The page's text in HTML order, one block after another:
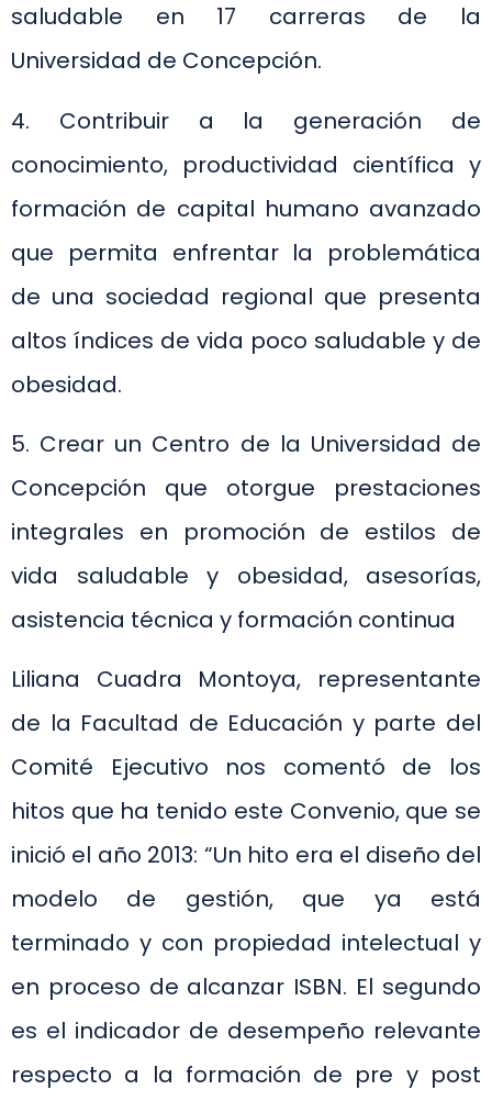
saludable en 17 carreras de la
Universidad de Concepción.
4. Contribuir a la generación de
conocimiento, productividad científica y
formación de capital humano avanzado
que permita enfrentar la problemática
de una sociedad regional que presenta
altos índices de vida poco saludable y de
obesidad.
5. Crear un Centro de la Universidad de
Concepción que otorgue prestaciones
integrales en promoción de estilos de
vida saludable y obesidad, asesorías,
asistencia técnica y formación continua
Liliana Cuadra Montoya, representante
de la Facultad de Educación y parte del
Comité Ejecutivo nos comentó de los
hitos que ha tenido este Convenio, que se
inició el año 2013: “Un hito era el diseño del
modelo de gestión, que ya está
terminado y con propiedad intelectual y
en proceso de alcanzar ISBN. El segundo
es el indicador de desempeño relevante
respecto a la formación de pre y post